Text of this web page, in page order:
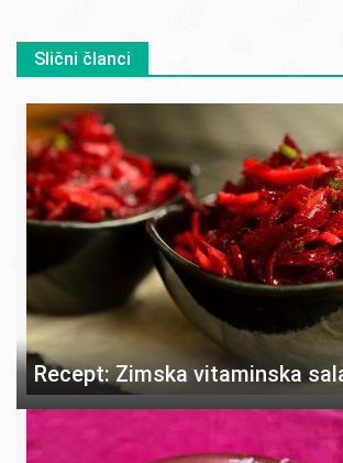
Slični članci
Recept: Zimska vitaminska